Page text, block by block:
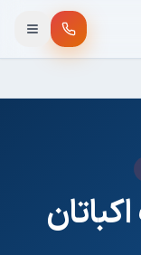
اکباتان